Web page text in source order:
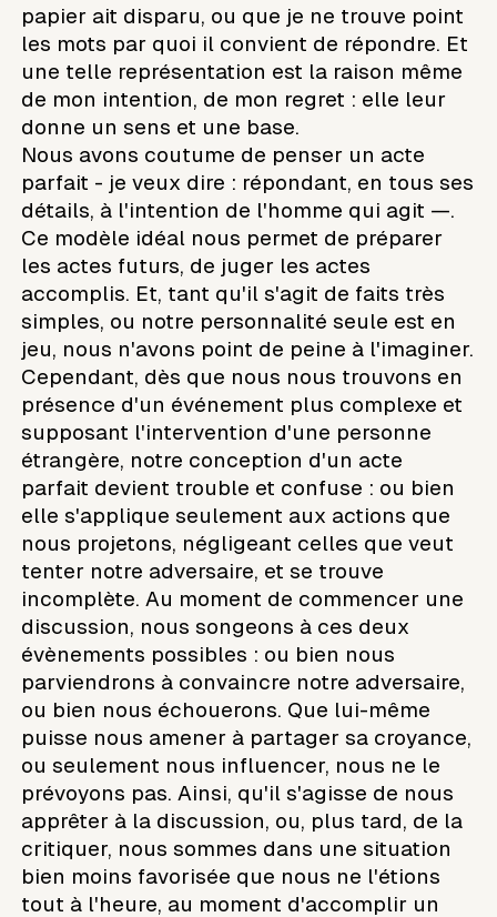
papier ait disparu, ou que je ne trouve point
les mots par quoi il convient de répondre. Et
une telle représentation est la raison même
de mon intention, de mon regret : elle leur
donne un sens et une base.
Nous avons coutume de penser un acte
parfait - je veux dire : répondant, en tous ses
détails, à l'intention de l'homme qui agit —.
Ce modèle idéal nous permet de préparer
les actes futurs, de juger les actes
accomplis. Et, tant qu'il s'agit de faits très
simples, ou notre personnalité seule est en
jeu, nous n'avons point de peine à l'imaginer.
Cependant, dès que nous nous trouvons en
présence d'un événement plus complexe et
supposant l'intervention d'une personne
étrangère, notre conception d'un acte
parfait devient trouble et confuse : ou bien
elle s'applique seulement aux actions que
nous projetons, négligeant celles que veut
tenter notre adversaire, et se trouve
incomplète. Au moment de commencer une
discussion, nous songeons à ces deux
évènements possibles : ou bien nous
parviendrons à convaincre notre adversaire,
ou bien nous échouerons. Que lui-même
puisse nous amener à partager sa croyance,
ou seulement nous influencer, nous ne le
prévoyons pas. Ainsi, qu'il s'agisse de nous
apprêter à la discussion, ou, plus tard, de la
critiquer, nous sommes dans une situation
bien moins favorisée que nous ne l'étions
tout à l'heure, au moment d'accomplir un